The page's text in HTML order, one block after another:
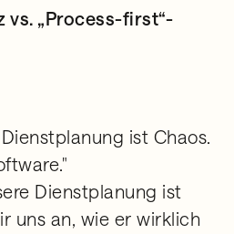
vs. „Process-first“-
ist Chaos.
Dienstplanung ist
uns an, wie er wirklich